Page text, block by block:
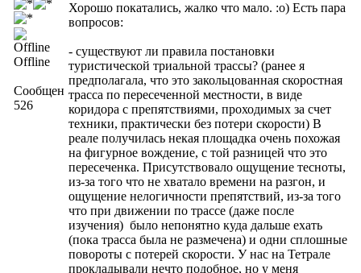
Offline
Сообщений:
526
Хорошо покатались, жалко что мало. :о) Есть пара
вопросов:
- существуют ли правила постановки
туристической триальной трассы? (ранее я
предполагала, что это закольцованная скоростная
трасса по пересеченной местности, в виде
коридора с препятствиями, проходимых за счет
техники, практически без потери скорости) В
реале получилась некая площадка очень похожая
на фигурное вождение, с той разницей что это
пересеченка. Присутствовало ощущение тесноты,
из-за того что не хватало времени на разгон, и
ощущение нелогичности препятствий, из-за того
что при движении по трассе (даже после
изучения) было непонятно куда дальше ехать
(пока трасса была не размечена) и одни сплошные
повороты с потерей скорости. У нас на Тетрале
прокладывали нечто подобное, но у меня